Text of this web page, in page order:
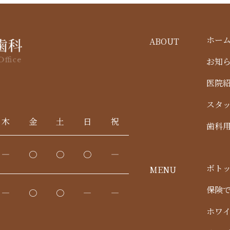
木 金 土 日 祝
― 〇 〇 〇 ―
― 〇 〇 ― ―
ABOUT
ホー
お知
医院
スタ
歯科
MENU
ボト
保険
ホワ